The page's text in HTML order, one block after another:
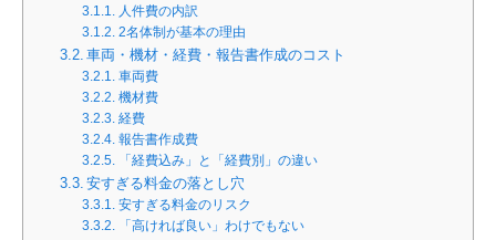
人件費の内訳
2名体制が基本の理由
車両・機材・経費・報告書作成のコスト
車両費
機材費
経費
報告書作成費
「経費込み」と「経費別」の違い
安すぎる料金の落とし穴
安すぎる料金のリスク
「高ければ良い」わけでもない